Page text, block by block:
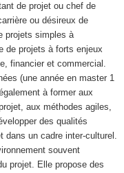
de projet ou chef de
ou désireux de
projets simples à
de projets à forts enjeux
financier et commercial.
(une année en master 1
à former aux
aux méthodes agiles,
des qualités
dans un cadre inter-culturel.
souvent
projet. Elle propose des